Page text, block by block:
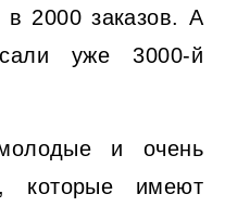
в 2000 заказов. А
уже 3000-й
и очень
которые имеют